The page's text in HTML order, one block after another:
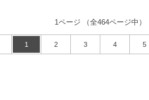
1ページ （全464ページ中）
1 2 3 4 5